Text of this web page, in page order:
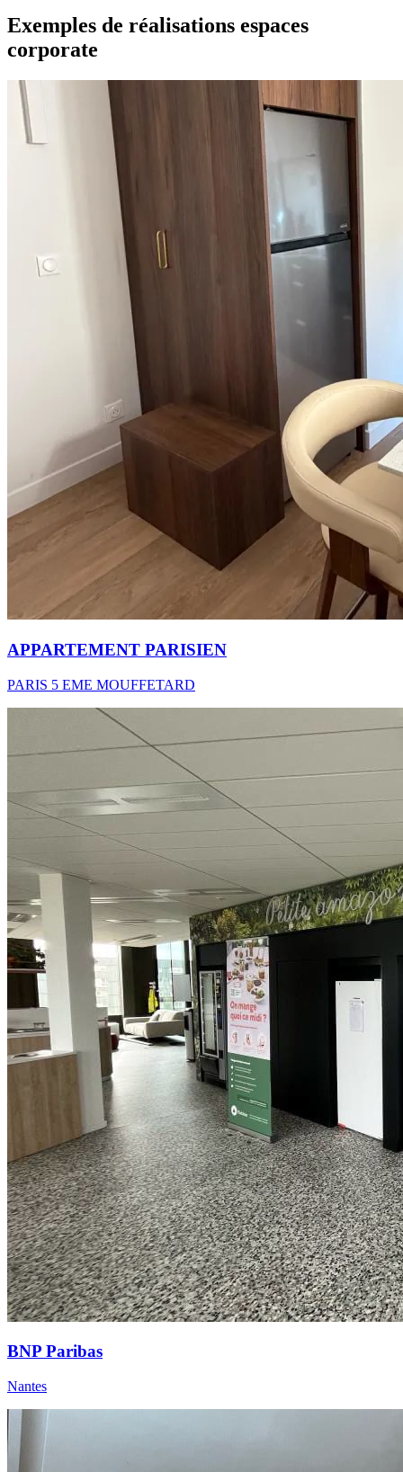
Exemples de réalisations espaces
corporate
APPARTEMENT PARISIEN
PARIS 5 EME MOUFFETARD
BNP Paribas
Nantes